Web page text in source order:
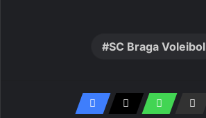
SC Braga Voleibol